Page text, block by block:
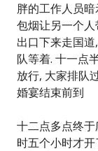
胖的工作人员
包烟让另一个
出口下来走国
队等着. 十一点
放行, 大家排队
婚宴结束前到
十二点多点终
时五个小时才